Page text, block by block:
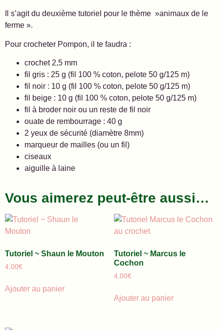
Il s’agit du deuxième tutoriel pour le thème »animaux de le
ferme ».
Pour crocheter Pompon, il te faudra :
crochet 2,5 mm
fil gris : 25 g (fil 100 % coton, pelote 50 g/125 m)
fil noir : 10 g (fil 100 % coton, pelote 50 g/125 m)
fil beige : 10 g (fil 100 % coton, pelote 50 g/125 m)
fil à broder noir ou un reste de fil noir
ouate de rembourrage : 40 g
2 yeux de sécurité (diamètre 8mm)
marqueur de mailles (ou un fil)
ciseaux
aiguille à laine
Vous aimerez peut-être aussi…
Tutoriel ~ Shaun le Mouton
4,00€
Ajouter au panier
Tutoriel ~ Marcus le
Cochon
4,00€
Ajouter au panier